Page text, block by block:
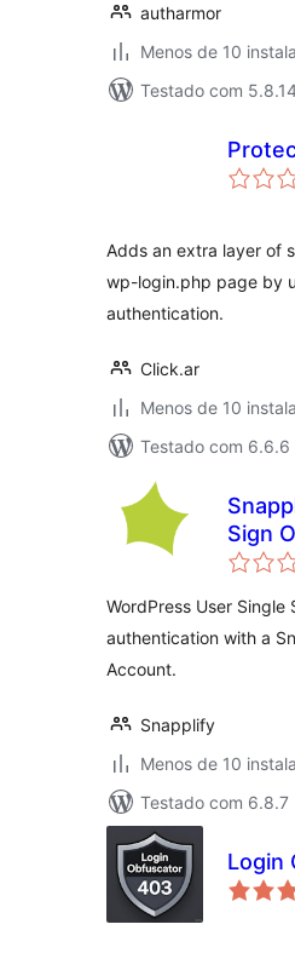
autharmor
Menos de 10
Testado com
Adds an extra layer of
wp-login.php page by
authentication.
Click.ar
Menos de 10
Testado com 6.6.6
Sign
WordPress User Single
authentication with a
Account.
Snapplify
Menos de 10
Testado com 6.8.7
Login